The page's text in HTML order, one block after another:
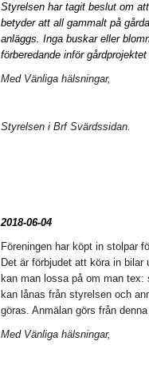
Styrelsen har tagit beslut om
betyder att all gammalt på
anläggs. Inga buskar eller
förberedande inför
Med Vänliga hälsningar,
Styrelsen i Brf Svärdssidan.
2018-06-04
Föreningen har köpt in stolpar
Det är förbjudet att köra in bilar
kan man lossa på om man
kan lånas från styrelsen och
göras. Anmälan görs från
Med Vänliga hälsningar,